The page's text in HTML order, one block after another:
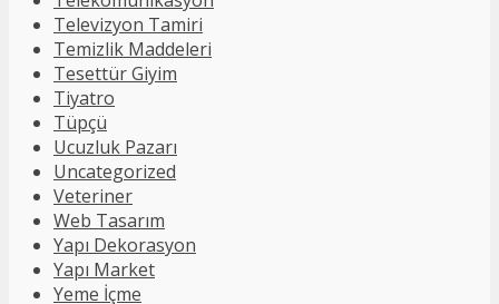
Televizyon Tamiri
Temizlik Maddeleri
Tesettür Giyim
Tiyatro
Tüpçü
Ucuzluk Pazarı
Uncategorized
Veteriner
Web Tasarım
Yapı Dekorasyon
Yapı Market
Yeme İçme